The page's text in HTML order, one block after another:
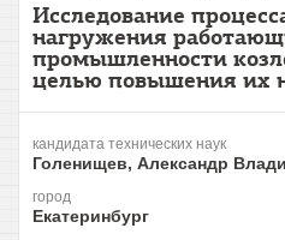
Исследование
нагружения
промышленности
целью повышения их
кандидата технических наук
Голенищев, Александр
город
Екатеринбург